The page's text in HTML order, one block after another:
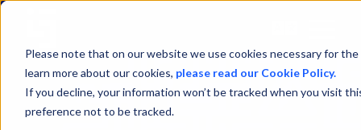
Please note that on our website we use cookies necessary for
learn more about our cookies, please read our Cookie Policy.
If you decline, your information won’t be tracked when you visit
preference not to be tracked.
Menu